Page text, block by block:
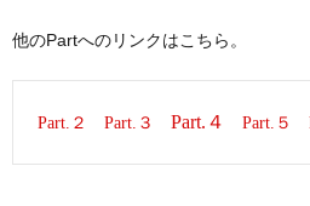
他のPartへのリンクはこちら。
Part.２ Part.３ Part.４ Part.５